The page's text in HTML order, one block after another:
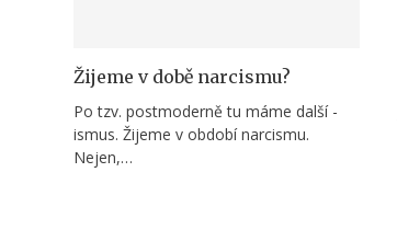
Žijeme v době narcismu?
Po tzv. postmoderně tu máme další -
ismus. Žijeme v období narcismu.
Nejen,…